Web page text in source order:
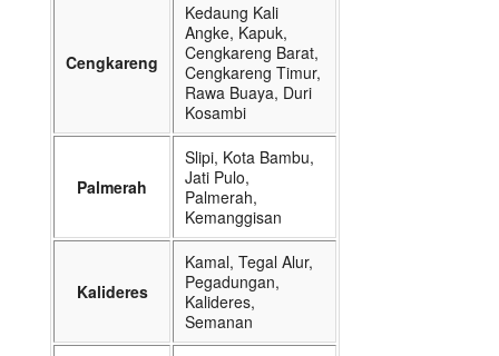
Cengkareng
Kedaung Kali
Angke, Kapuk,
Cengkareng Barat,
Cengkareng Timur,
Rawa Buaya, Duri
Kosambi
Palmerah
Slipi, Kota Bambu,
Jati Pulo,
Palmerah,
Kemanggisan
Kalideres
Kamal, Tegal Alur,
Pegadungan,
Kalideres,
Semanan